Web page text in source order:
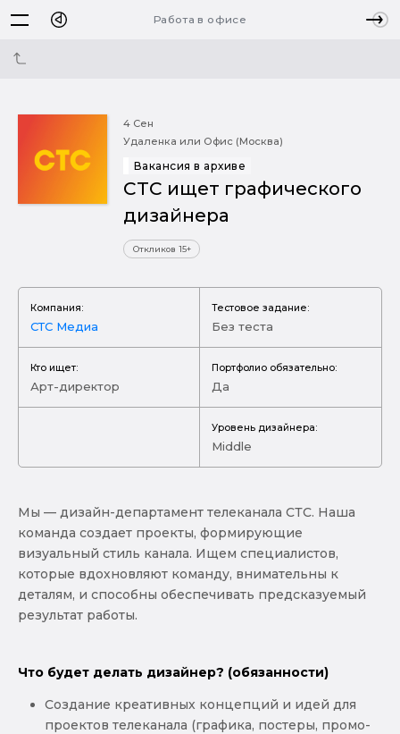
Работа в офисе
4 Сен
Удаленка или Офис (Москва)
Вакансия в архиве
СТС ищет графического
дизайнера
Откликов 15+
Компания:
СТС Медиа
Тестовое задание:
Без теста
Кто ищет:
Арт-директор
Портфолио обязательно:
Да
Уровень дизайнера:
Middle
Мы — дизайн-департамент телеканала СТС. Наша
команда создает проекты, формирующие
визуальный стиль канала. Ищем специалистов,
которые вдохновляют команду, внимательны к
деталям, и способны обеспечивать предсказуемый
результат работы.
Что будет делать дизайнер? (обязанности)
Создание креативных концепций и идей для
проектов телеканала (графика, постеры, промо-